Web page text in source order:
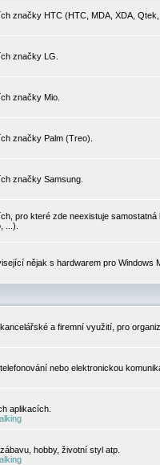
značky HTC (HTC, MDA, XDA,
značky LG.
značky Mio.
značky Palm (Treo).
značky Samsung.
pro které zde neexistuje
...).
nějak s hardwarem pro Windows
a firemní využití, pro
nebo elektronickou
aplikacích.
hobby, životní styl atp.